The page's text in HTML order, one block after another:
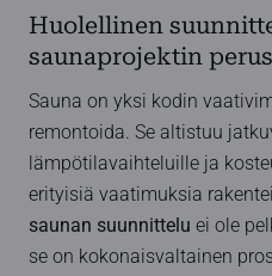
Huolellinen
saunaprojektin
Sauna on yksi kodin
remontoida. Se altistuu
lämpötilavaihteluille ja
erityisiä vaatimuksia
saunan suunnittelu ei ole
se on kokonaisvaltainen